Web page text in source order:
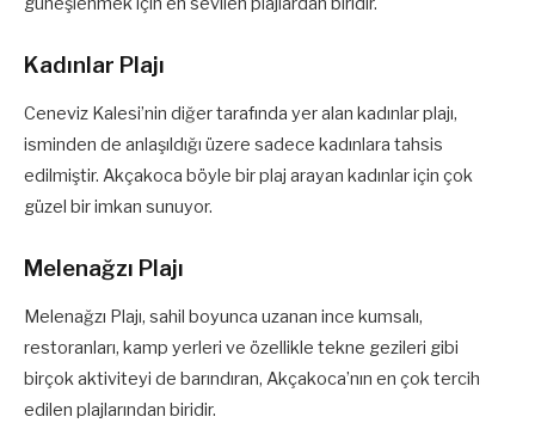
Kadınlar Plajı
Ceneviz Kalesi’nin diğer tarafında yer alan kadınlar plajı,
isminden de anlaşıldığı üzere sadece kadınlara tahsis
edilmiştir. Akçakoca böyle bir plaj arayan kadınlar için çok
güzel bir imkan sunuyor.
Melenağzı Plajı
Melenağzı Plajı, sahil boyunca uzanan ince kumsalı,
restoranları, kamp yerleri ve özellikle tekne gezileri gibi
birçok aktiviteyi de barındıran, Akçakoca’nın en çok tercih
edilen plajlarından biridir.